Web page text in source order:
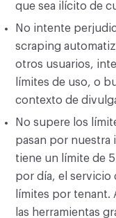
que sea ilícito de
No intente
scraping
otros usuarios,
límites de uso, o
contexto de
No supere los
pasan por nuestra
tiene un límite de
por día, el servicio
límites por tenant.
las herramientas